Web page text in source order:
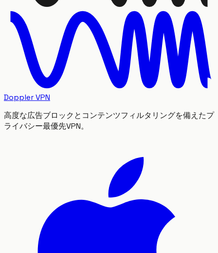
Doppler VPN
高度な広告ブロックとコンテンツフィルタリングを備えたプ
ライバシー最優先VPN。